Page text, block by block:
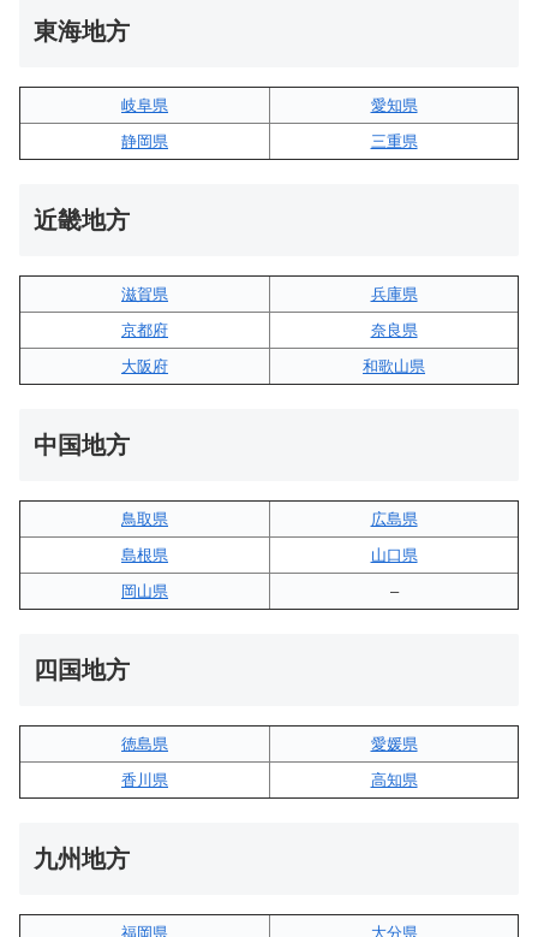
東海地方
岐阜県
愛知県
静岡県
三重県
近畿地方
滋賀県
兵庫県
京都府
奈良県
大阪府
和歌山県
中国地方
鳥取県
広島県
島根県
山口県
岡山県
–
四国地方
徳島県
愛媛県
香川県
高知県
九州地方
福岡県 大分県